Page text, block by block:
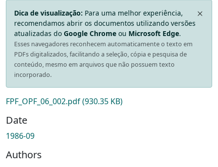
Dica de visualização: Para uma melhor experiência,
recomendamos abrir os documentos utilizando versões
atualizadas do Google Chrome ou Microsoft Edge.
Esses navegadores reconhecem automaticamente o texto em
PDFs digitalizados, facilitando a seleção, cópia e pesquisa de
conteúdo, mesmo em arquivos que não possuem texto
incorporado.
FPF_OPF_06_002.pdf(930.35 KB)
Date
1986-09
Authors